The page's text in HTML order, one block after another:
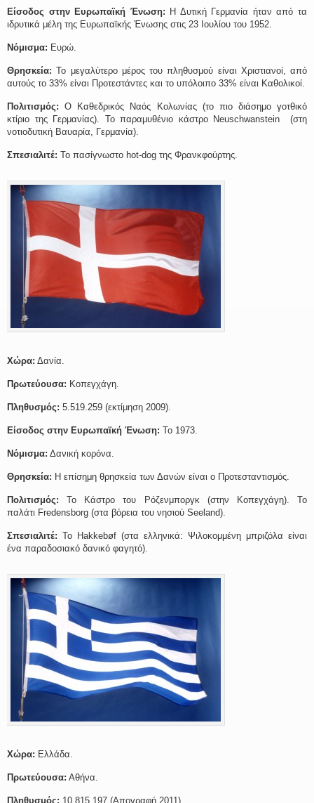
Είσοδος στην Ευρωπαϊκή Ένωση: Η Δυτική Γερμανία ήταν από τα
ιδρυτικά μέλη της Ευρωπαϊκής Ένωσης στις 23 Ιουλίου του 1952.
Νόμισμα: Ευρώ.
Θρησκεία: Το μεγαλύτερο μέρος του πληθυσμού είναι Χριστιανοί, από
αυτούς το 33% είναι Προτεστάντες και το υπόλοιπο 33% είναι Καθολικοί.
Πολιτισμός: Ο Καθεδρικός Ναός Κολωνίας (το πιο διάσημο γοτθικό
κτίριο της Γερμανίας). Το παραμυθένιο κάστρο Neuschwanstein (στη
νοτιοδυτική Βαυαρία, Γερμανία).
Σπεσιαλιτέ: Το πασίγνωστο hot-dog της Φρανκφούρτης.
Χώρα: Δανία.
Πρωτεύουσα: Κοπεγχάγη.
Πληθυσμός: 5.519.259 (εκτίμηση 2009).
Είσοδος στην Ευρωπαϊκή Ένωση: Το 1973.
Νόμισμα: Δανική κορόνα.
Θρησκεία: Η επίσημη θρησκεία των Δανών είναι ο Προτεσταντισμός.
Πολιτισμός: Το Κάστρο του Ρόζενμποργκ (στην Κοπεγχάγη). Το
παλάτι Fredensborg (στα βόρεια του νησιού Seeland).
Σπεσιαλιτέ: Το Hakkebøf (στα ελληνικά: Ψιλοκομμένη μπριζόλα είναι
ένα παραδοσιακό δανικό φαγητό).
Χώρα: Ελλάδα.
Πρωτεύουσα: Αθήνα.
Πληθυσμός: 10.815.197 (Απογραφή 2011).